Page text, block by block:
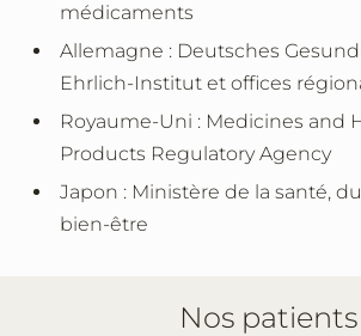
médicaments
Allemagne : Deutsches
Ehrlich-Institut et offices
Royaume-Uni : Medicines and
Products Regulatory Agency
Japon : Ministère de la santé,
bien-être
Nos patients